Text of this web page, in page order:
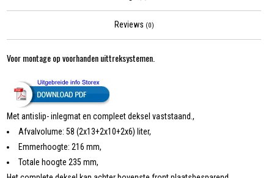
Reviews (0)
Voor montage op voorhanden uittreksystemen.
Met antislip- inlegmat en compleet deksel vaststaand.,
Afvalvolume: 58 (2x13+2x10+2x6) liter,
Emmerhoogte: 216 mm,
Totale hoogte 235 mm,